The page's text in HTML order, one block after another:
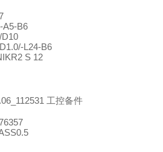
A5-B6
D10
L24-B6
S 12
工控备件